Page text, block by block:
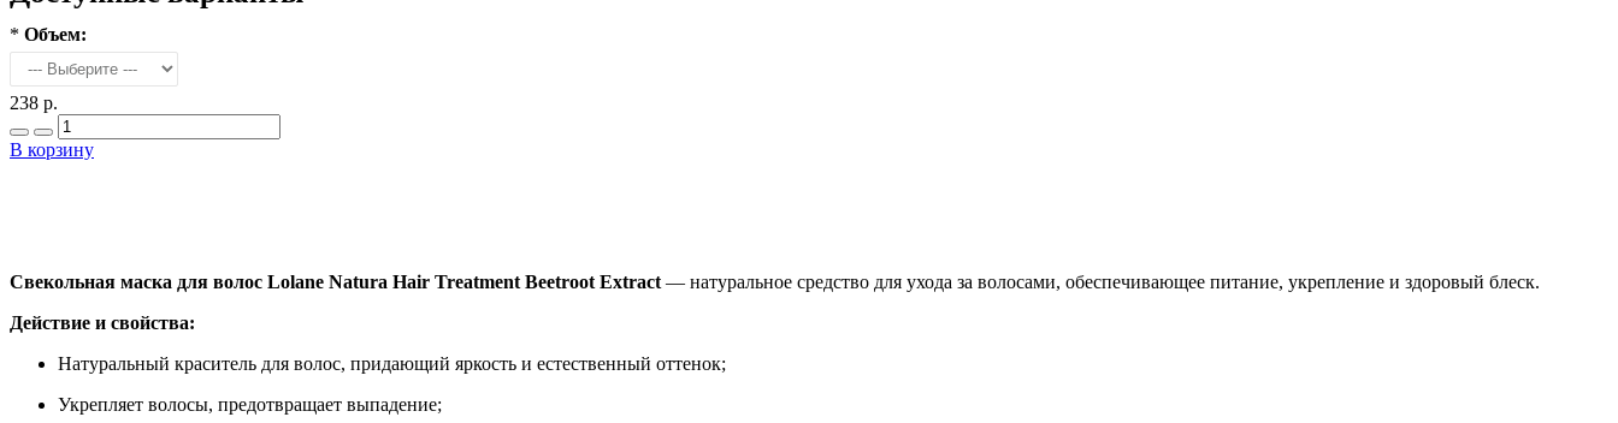
* Объем:
238 р.
В корзину
Свекольная маска для волос Lolane Natura Hair Treatment Beetroot Extract — натуральное средство для ухода за волосами, обеспечивающее питание, укрепление и здоровый блеск.
Действие и свойства:
Натуральный краситель для волос, придающий яркость и естественный оттенок;
Укрепляет волосы, предотвращает выпадение;